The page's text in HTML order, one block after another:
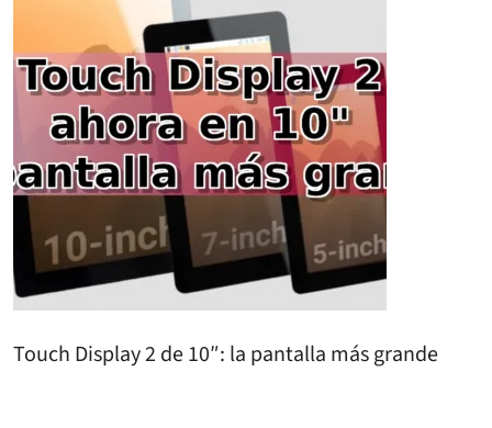
Touch Display 2 de 10″: la pantalla más grande